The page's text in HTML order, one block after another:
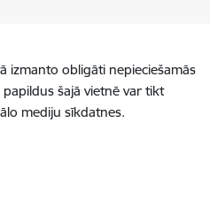
izmanto obligāti nepieciešamās
šajā vietnē var tikt
mediju sīkdatnes.